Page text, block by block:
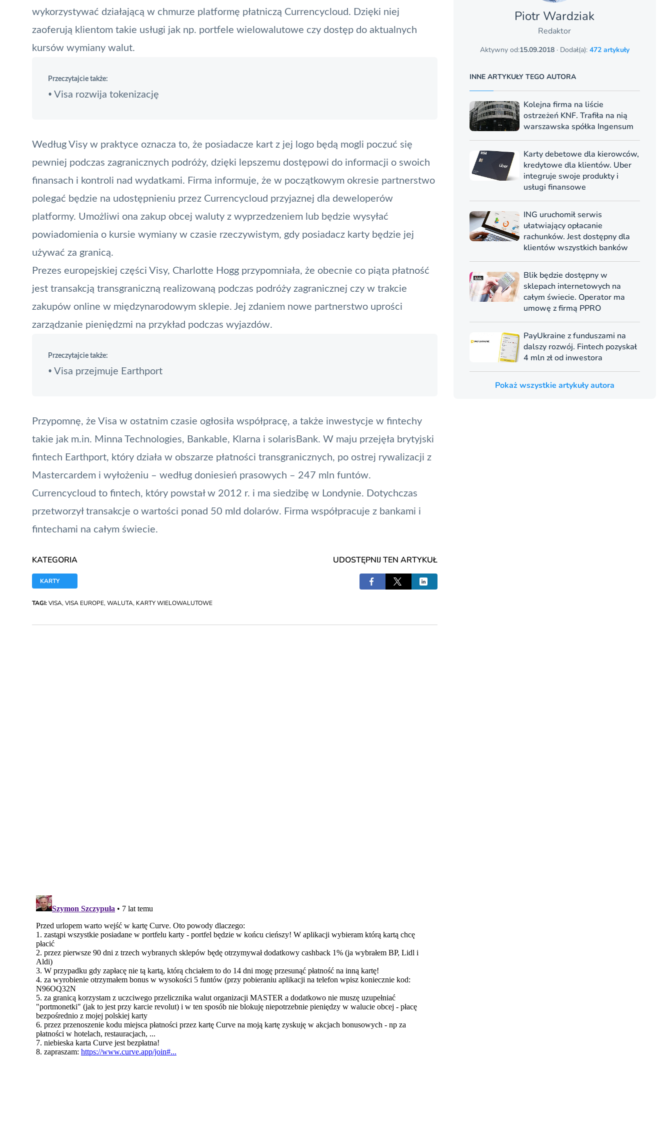
wykorzystywać działającą w chmurze platformę płatniczą Currencycloud. Dzięki niej
zaoferują klientom takie usługi jak np. portfele wielowalutowe czy dostęp do aktualnych
kursów wymiany walut.
Przeczytajcie także:
• Visa rozwija tokenizację
Według Visy w praktyce oznacza to, że posiadacze kart z jej logo będą mogli poczuć się
pewniej podczas zagranicznych podróży, dzięki lepszemu dostępowi do informacji o swoich
finansach i kontroli nad wydatkami. Firma informuje, że w początkowym okresie partnerstwo
polegać będzie na udostępnieniu przez Currencycloud przyjaznej dla deweloperów
platformy. Umożliwi ona zakup obcej waluty z wyprzedzeniem lub będzie wysyłać
powiadomienia o kursie wymiany w czasie rzeczywistym, gdy posiadacz karty będzie jej
używać za granicą.
Prezes europejskiej części Visy, Charlotte Hogg przypomniała, że obecnie co piąta płatność
jest transakcją transgraniczną realizowaną podczas podróży zagranicznej czy w trakcie
zakupów online w międzynarodowym sklepie. Jej zdaniem nowe partnerstwo uprości
zarządzanie pieniędzmi na przykład podczas wyjazdów.
Przeczytajcie także:
• Visa przejmuje Earthport
Przypomnę, że Visa w ostatnim czasie ogłosiła współpracę, a także inwestycje w fintechy
takie jak m.in. Minna Technologies, Bankable, Klarna i solarisBank. W maju przejęła brytyjski
fintech Earthport, który działa w obszarze płatności transgranicznych, po ostrej rywalizacji z
Mastercardem i wyłożeniu – według doniesień prasowych – 247 mln funtów.
Currencycloud to fintech, który powstał w 2012 r. i ma siedzibę w Londynie. Dotychczas
przetworzył transakcje o wartości ponad 50 mld dolarów. Firma współpracuje z bankami i
fintechami na całym świecie.
KATEGORIA
KARTY
UDOSTĘPNIJ TEN ARTYKUŁ
TAGI:VISA, VISA EUROPE, WALUTA, KARTY WIELOWALUTOWE
Piotr Wardziak
Redaktor
Aktywny od:15.09.2018· Dodał(a): 472 artykuły
INNE ARTYKUŁY TEGO AUTORA
Kolejna firma na liście
ostrzeżeń KNF. Trafiła na nią
warszawska spółka Ingensum
Karty debetowe dla kierowców,
kredytowe dla klientów. Uber
integruje swoje produkty i
usługi finansowe
ING uruchomił serwis
ułatwiający opłacanie
rachunków. Jest dostępny dla
klientów wszystkich banków
Blik będzie dostępny w
sklepach internetowych na
całym świecie. Operator ma
umowę z firmą PPRO
PayUkraine z funduszami na
dalszy rozwój. Fintech pozyskał
4 mln zł od inwestora
Pokaż wszystkie artykuły autora